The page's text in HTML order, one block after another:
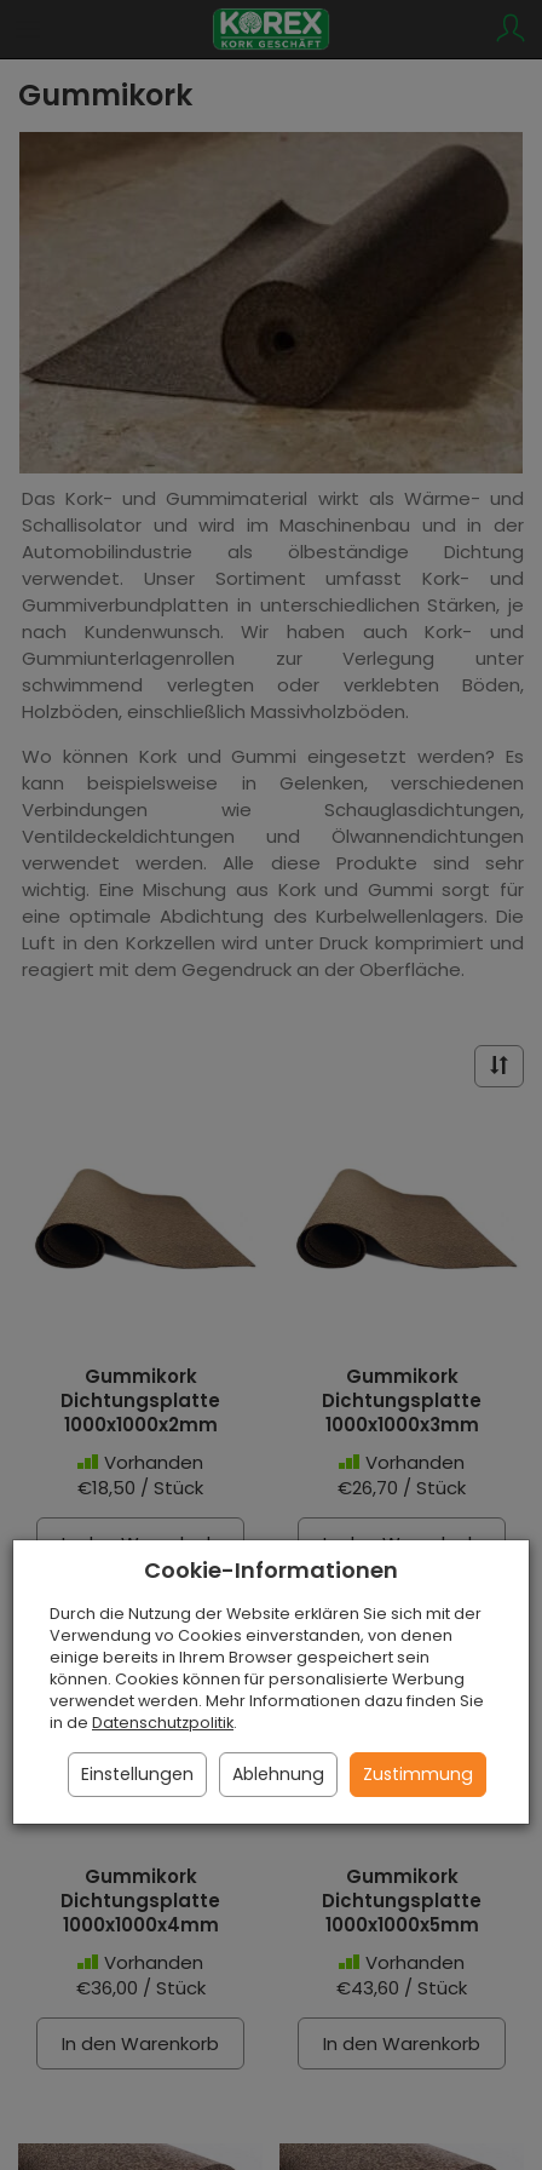
Gummikork
Das Kork- und Gummimaterial wirkt als Wärme- und
Schallisolator und wird im Maschinenbau und in der
Automobilindustrie als ölbeständige Dichtung
verwendet. Unser Sortiment umfasst Kork- und
Gummiverbundplatten in unterschiedlichen Stärken, je
nach Kundenwunsch. Wir haben auch Kork- und
Gummiunterlagenrollen zur Verlegung unter
schwimmend verlegten oder verklebten Böden,
Holzböden, einschließlich Massivholzböden.
Wo können Kork und Gummi eingesetzt werden? Es
kann beispielsweise in Gelenken, verschiedenen
Verbindungen wie Schauglasdichtungen,
Ventildeckeldichtungen und Ölwannendichtungen
verwendet werden. Alle diese Produkte sind sehr
wichtig. Eine Mischung aus Kork und Gummi sorgt für
eine optimale Abdichtung des Kurbelwellenlagers. Die
Luft in den Korkzellen wird unter Druck komprimiert und
reagiert mit dem Gegendruck an der Oberfläche.
Gummikork
Dichtungsplatte
1000x1000x2mm
Vorhanden
€18,50 / Stück
In den Warenkorb
Gummikork
Dichtungsplatte
1000x1000x3mm
Vorhanden
€26,70 / Stück
In den Warenkorb
Gummikork
Dichtungsplatte
1000x1000x4mm
Vorhanden
€36,00 / Stück
In den Warenkorb
Gummikork
Dichtungsplatte
1000x1000x5mm
Vorhanden
€43,60 / Stück
In den Warenkorb
Cookie-Informationen
Durch die Nutzung der Website erklären Sie sich mit der
Verwendung vo Cookies einverstanden, von denen
einige bereits in Ihrem Browser gespeichert sein
können. Cookies können für personalisierte Werbung
verwendet werden. Mehr Informationen dazu finden Sie
in de Datenschutzpolitik.
Einstellungen Ablehnung Zustimmung